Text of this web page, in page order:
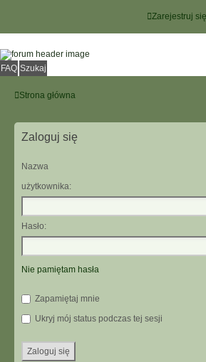
Zarejestruj się
FAQ Szukaj
Strona główna
Zaloguj się
Nazwa
użytkownika:
Hasło:
Nie pamiętam hasła
Zapamiętaj mnie
Ukryj mój status podczas tej sesji